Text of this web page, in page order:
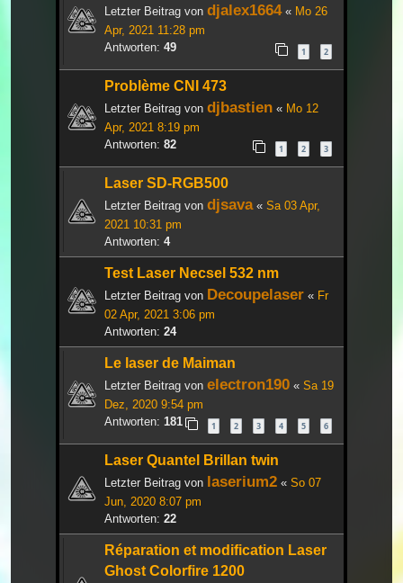
Letzter Beitrag von djalex1664« Mo 26
Apr, 2021 11:28 pm
Antworten: 49 1 2
Problème CNI 473
Letzter Beitrag von djbastien « Mo 12
Apr, 2021 8:19 pm
Antworten: 82 1 2 3
Laser SD-RGB500
Letzter Beitrag von djsava« Sa 03 Apr,
2021 10:31 pm
Antworten: 4
Test Laser Necsel 532 nm
Letzter Beitrag von Decoupelaser « Fr
02 Apr, 2021 3:06 pm
Antworten: 24
Le laser de Maiman
Letzter Beitrag von electron190 « Sa 19
Dez, 2020 9:54 pm
Antworten: 181 1 2 3 4 5 6
Laser Quantel Brillan twin
Letzter Beitrag von laserium2 « So 07
Jun, 2020 8:07 pm
Antworten: 22
Réparation et modification Laser
Ghost Colorfire 1200